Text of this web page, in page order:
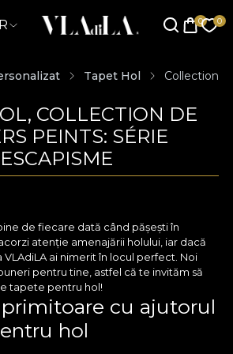
Tapet Hol Collection
COLLECTION DE
PEINTS: SÉRIE
ESCAPISME
de fiecare dată când pășești în
atenție amenajării holului, iar dacă
VLAdiLA ai nimerit în locul perfect. Noi
pentru tine, astfel că te invităm să
tapete pentru hol!
cu ajutorul
hol